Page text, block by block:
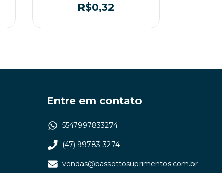
R$0,32
Entre em contato
5547997833274
(47) 99783-3274
vendas@bassottosuprimentos.com.br